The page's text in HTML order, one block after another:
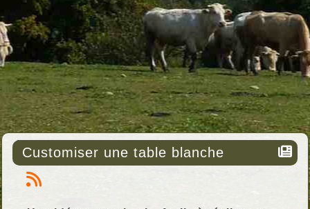
Customiser une table blanche